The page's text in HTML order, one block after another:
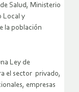
Salud, Ministerio
Local y
la población
Ley de
el sector privado,
empresas